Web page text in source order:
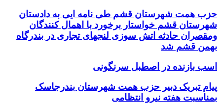
حزب همت شهرستان قشم طی نامه ایی به دادستان
شهرستان قشم خواستار برخورد با اهمال کنندگان
ومقصران حادثه اتش سوزی لنجهای تجاری در بندرگاه
بهمن قشم شد
اسب بازنده در اصطبل سرنگونی
پیام تبریک دبیر حزب همت شهرستان بندرجاسک
بمناسبت هفته نیرو انتظامی